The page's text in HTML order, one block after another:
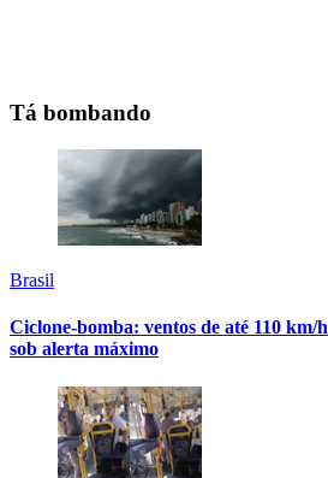
Tá bombando
Brasil
Ciclone-bomba: ventos de até 110 km/
sob alerta máximo